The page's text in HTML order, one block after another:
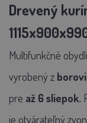
Drevený
Multifunkčné
vyrobený z
pre až 6 sliepok.
je otvárateľný